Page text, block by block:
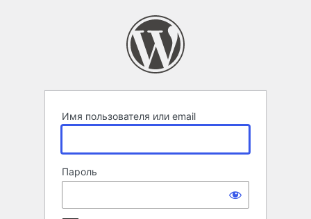
Имя пользователя или email
Пароль